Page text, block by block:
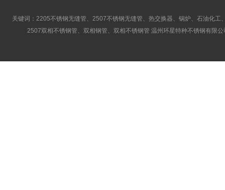
关键词：2205不锈钢无缝管、2507不锈钢无缝管、热交换器、锅炉、石油化
2507双相不锈钢管、双相钢管、双相不锈钢管 温州环星特种不锈钢有限